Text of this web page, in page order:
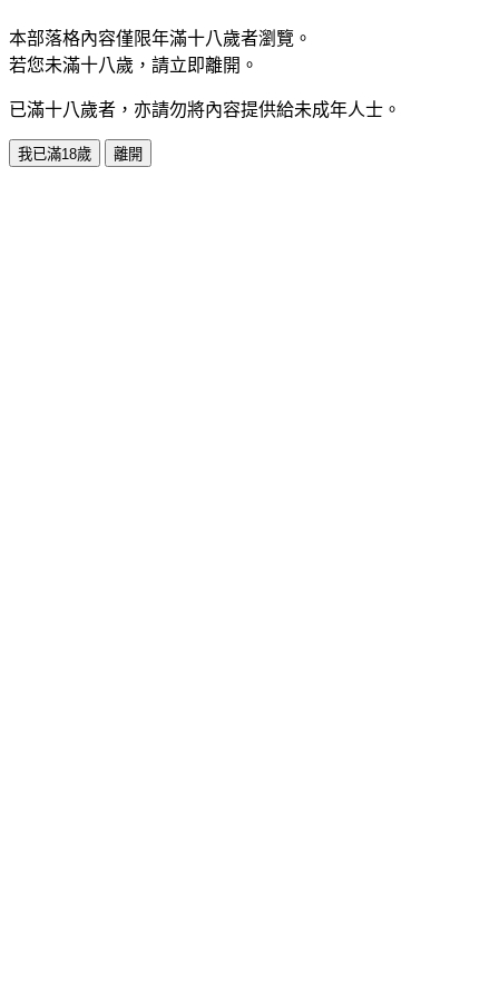
本部落格內容僅限年滿十八歲者瀏覽。
若您未滿十八歲，請立即離開。
已滿十八歲者，亦請勿將內容提供給未成年人士。
我已滿18歲 離開